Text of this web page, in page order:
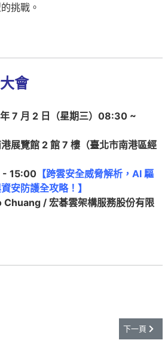
挑戰。
會
7 月 2 日（星期三）08:30 ~
展覽館 2 館 7 樓（臺北市南港區經
- 15:00 【跨雲安全威脅解析，AI 驅
安防護全攻略！】
Chuang / 宏碁雲架構服務股份有限
配置不當 車主資訊外洩長達10年 下一篇文章:
下一頁